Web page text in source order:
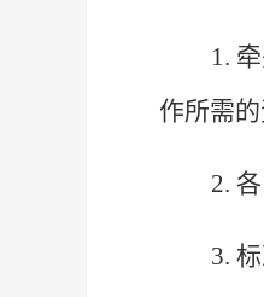
1.
作所需
2.
3.